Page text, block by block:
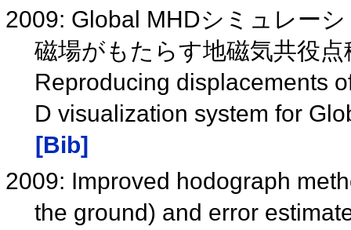
2009: Global MHDシミュレー
磁場がもたらす地磁気共役
Reproducing displacements
D visualization system for
[Bib]
2009: Improved hodograph
the ground) and error